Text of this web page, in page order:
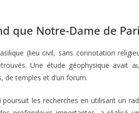
que Notre-Dame de
(lieu civil, sans connotation
Une étude géophysique avait
de temples et d’un forum.
poursuit les recherches en utilisant un